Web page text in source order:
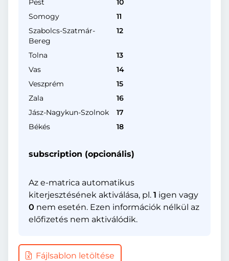
Pest
10
Somogy
11
Szabolcs-Szatmár-
Bereg
12
Tolna
13
Vas
14
Veszprém
15
Zala
16
Jász-Nagykun-Szolnok
17
Békés
18
subscription (opcionális)
Az e-matrica automatikus
kiterjesztésének aktiválása, pl. 1 igen vagy
0 nem esetén. Ezen információk nélkül az
előfizetés nem aktiválódik.
Fájlsablon letöltése